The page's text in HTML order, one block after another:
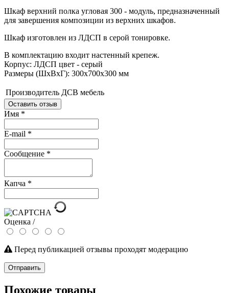
Шкаф верхний полка угловая 300 - модуль, предназначенный
для завершения композиции из верхних шкафов.
Шкаф изготовлен из ЛДСП в серой тонировке.
В комплектацию входит настенный крепеж.
Корпус: ЛДСП цвет - серый
Размеры (ШхВхГ): 300х700х300 мм
Производитель ДСВ мебель
Оставить отзыв
Имя *
E-mail *
Сообщение *
Капча *
Оценка /
Перед публикацией отзывы проходят модерацию
Отправить
Похожие товары